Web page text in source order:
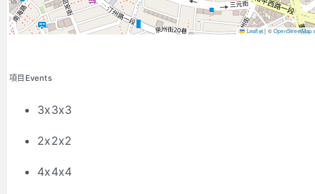
Leaflet | ©OpenStreetMap
項目Events
3x3x3
2x2x2
4x4x4